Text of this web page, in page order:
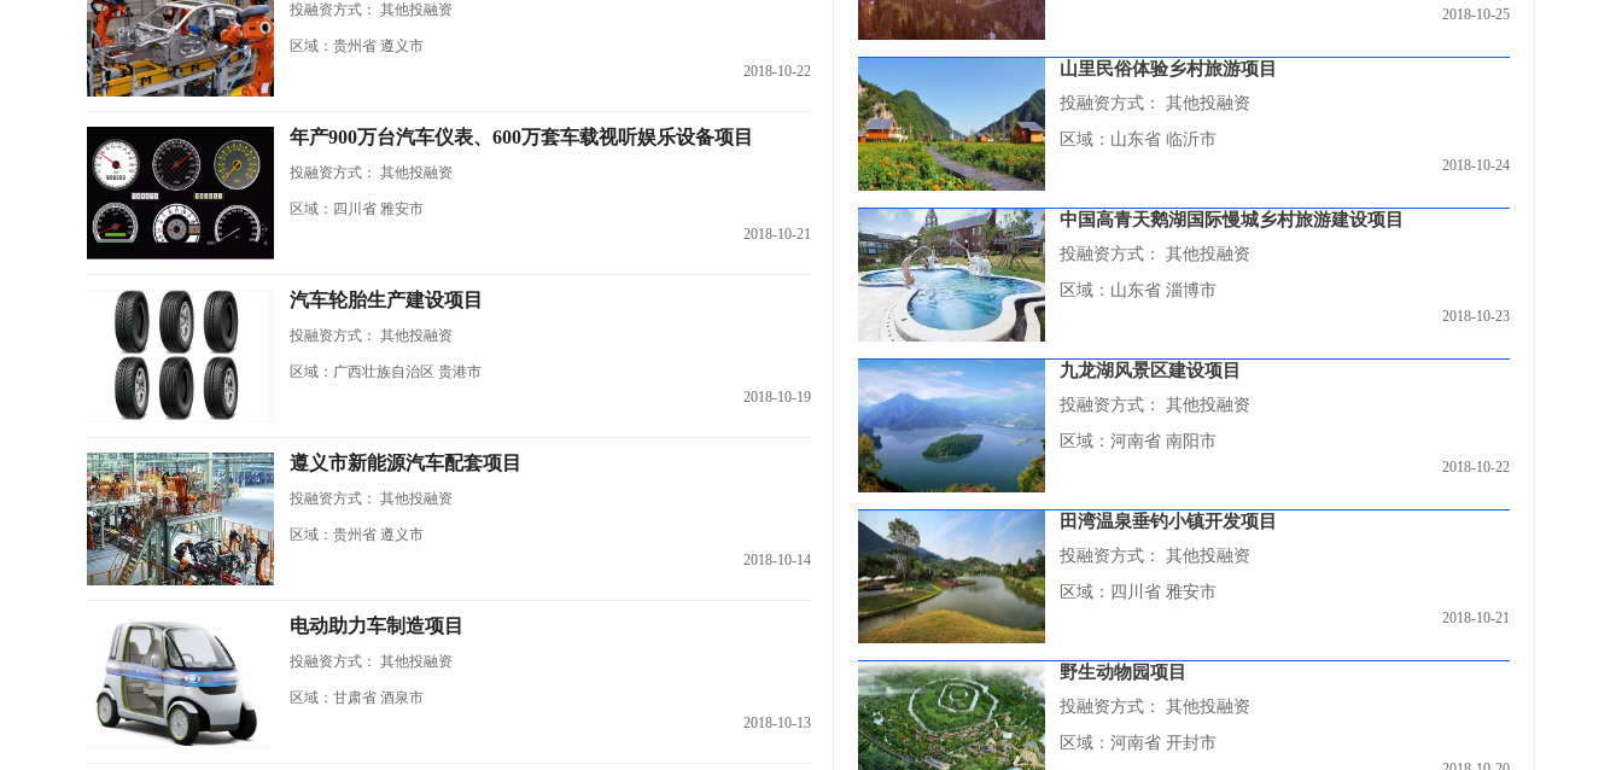
投融资方式： 其他投融资
区域：贵州省 遵义市
2018-10-22
年产900万台汽车仪表、600万套车载视听娱乐设备项目
投融资方式： 其他投融资
区域：四川省 雅安市
2018-10-21
汽车轮胎生产建设项目
投融资方式： 其他投融资
区域：广西壮族自治区 贵港市
2018-10-19
遵义市新能源汽车配套项目
投融资方式： 其他投融资
区域：贵州省 遵义市
2018-10-14
电动助力车制造项目
投融资方式： 其他投融资
区域：甘肃省 酒泉市
2018-10-13
2018-10-25
山里民俗体验乡村旅游项目
投融资方式：
其他投融资
区域：山东省 临沂市
2018-10-24
中国高青天鹅湖国际慢城乡村旅游建设项目
投融资方式：
其他投融资
区域：山东省 淄博市
2018-10-23
九龙湖风景区建设项目
投融资方式：
其他投融资
区域：河南省 南阳市
2018-10-22
田湾温泉垂钓小镇开发项目
投融资方式：
其他投融资
区域：四川省 雅安市
2018-10-21
野生动物园项目
投融资方式：
其他投融资
区域：河南省 开封市